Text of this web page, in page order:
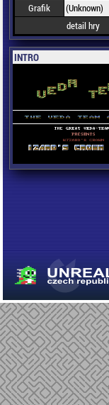
Grafik
(Unknown)
detail hry
INTRO